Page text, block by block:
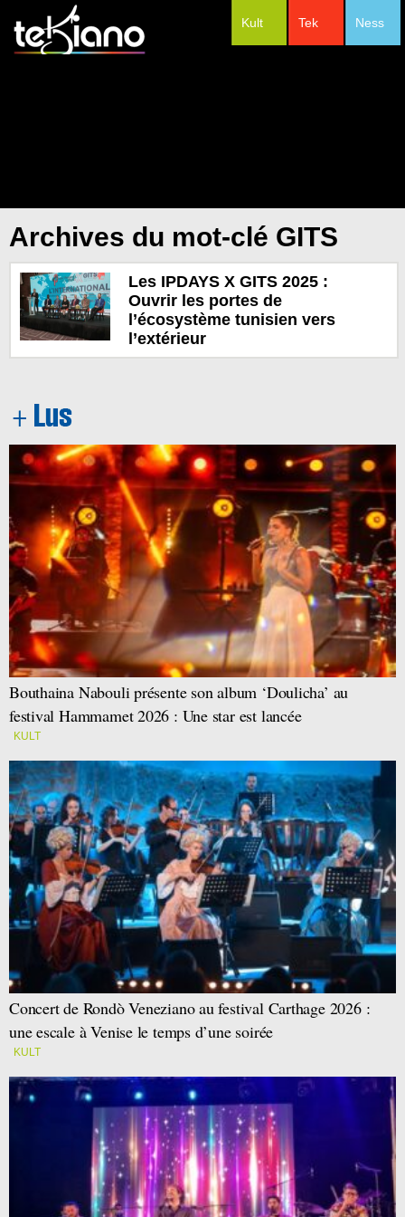
Ness
Tek
Kult
Archives du mot-clé GITS
Les IPDAYS X GITS 2025 :
Ouvrir les portes de
l’écosystème tunisien vers
l’extérieur
Bouthaina Nabouli présente son album ‘Doulicha’ au
festival Hammamet 2026 : Une star est lancée
KULT
Concert de Rondò Veneziano au festival Carthage 2026 :
une escale à Venise le temps d’une soirée
KULT